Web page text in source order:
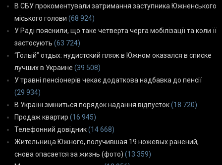
В СБУ прокоментували затримання заступника Южненського
міського голови (68 924)
У Раді пояснили, що таке четверта черга мобілізації та коли її
застосують (63 724)
“Голый” отдых: нудистский пляж в Южном оказался в списке
лучших в Украине (39 508)
У травні пенсіонерів чекає додаткова надбавка до пенсії
(29 934)
В Україні зміниться порядок надання відпусток(18 720)
Продаж квартир (16 945)
Телефонний довідник(14 668)
Жительница Южного, получившая 19 ножевых ранений,
снова опасается за жизнь (фото) (13 359)